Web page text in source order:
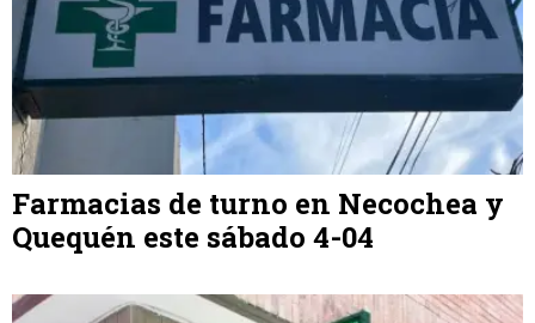
Farmacias de turno en Necochea y
Quequén este sábado 4-04